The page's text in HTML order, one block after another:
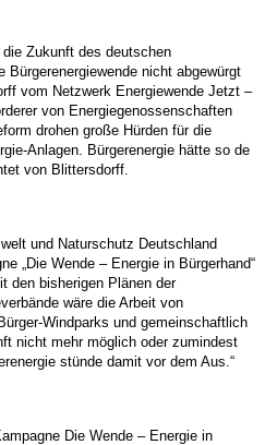
Zukunft des deutschen
nicht abgewürgt
vom Netzwerk Energiewende Jetzt –
von Energiegenossenschaften
drohen große Hürden für die
Anlagen. Bürgerenergie hätte so de
von Blittersdorff.
und Naturschutz Deutschland
„Die Wende – Energie in Bürgerhand“
den bisherigen Plänen der
wäre die Arbeit von
Windparks und gemeinschaftlich
nicht mehr möglich oder zumindest
stünde damit vor dem Aus.“
Die Wende – Energie in